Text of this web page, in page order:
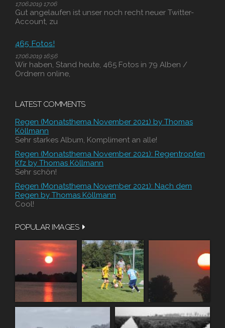
17.06.2019 17:06
Gut angelaufen ist unser noch recht neuer Twitter-
Account, zu
465 Fotos!
17.06.2019 16:56
Wir haben, Stand heute, 465 Fotos in 79 Alben /
Ordnern online,
LATEST COMMENTS
Regen (Monatsthema November 2021) by Thomas
Köllmann
Sehr starkes Album, Kompliment an alle!
Regen (Monatsthema November 2021): Regentropfen
Kfz by Thomas Köllmann
Sehr schön!
Regen (Monatsthema November 2021): Nach dem
Regen by Thomas Köllmann
Cool!
POPULAR IMAGES